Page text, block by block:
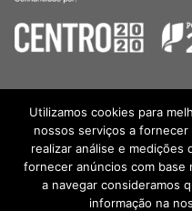
Utilizamos cookies para
nossos serviços a
realizar análise e medições
fornecer anúncios com
a navegar consideramos
informação na